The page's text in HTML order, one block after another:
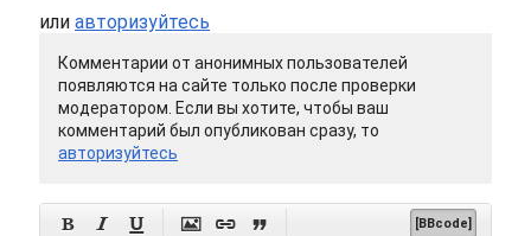
или авторизуйтесь
Комментарии от анонимных пользователей
появляются на сайте только после проверки
модератором. Если вы хотите, чтобы ваш
комментарий был опубликован сразу, то
авторизуйтесь
      [BBcode]